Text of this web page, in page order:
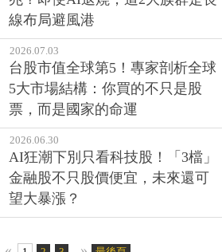
Meta擬出租算力，是AI泡沫前
兆？即便AI退燒，這2大族群是長
線布局避風港
2026.07.03
台股市值全球第5！專家剖析全球
5大市場結構：你買的不只是股
票，而是國家的命運
2026.06.30
AI狂潮下別只看科技股！「3檔」
金融股不只股價便宜，未來還可